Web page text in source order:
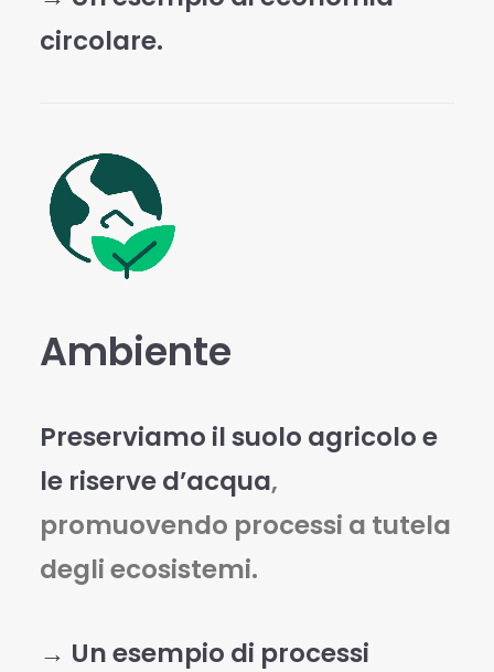
circolare.
Ambiente
Preserviamo il suolo agricolo e
le riserve d’acqua,
promuovendo processi a tutela
degli ecosistemi.
→ Un esempio di processi